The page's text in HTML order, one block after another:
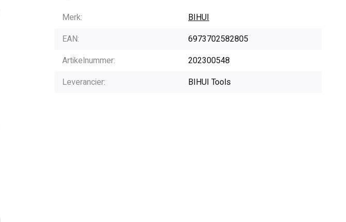
Merk:
BIHUI
EAN:
6973702582805
Artikelnummer:
202300548
Leverancier:
BIHUI Tools